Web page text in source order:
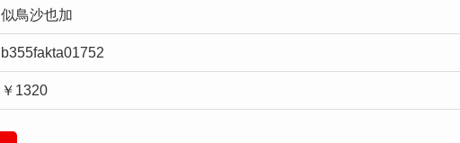
似鳥沙也加
b355fakta01752
￥1320